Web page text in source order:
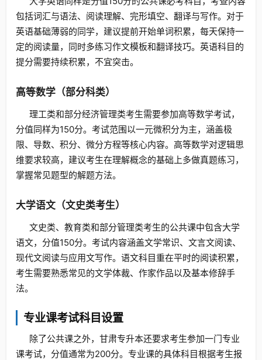
包括词汇与语法、阅读理解、完形填空、翻译与写作。对于
英语基础薄弱的同学，建议提前开始单词积累，每天保持一
定的阅读量，同时多练习作文模板和翻译技巧。英语科目的
提分需要持续积累，不宜突击。
高等数学（部分科类）
理工类和部分经济管理类考生需要参加高等数学考试，
分值同样为150分。考试范围以一元微积分为主，涵盖极
限、导数、积分、微分方程等核心内容。高等数学对逻辑思
维要求较高，建议考生在理解概念的基础上多做真题练习，
掌握常见题型的解题方法。
大学语文（文史类考生）
文史类、教育类和部分管理类考生的公共课中包含大学
语文，分值150分。考试内容涵盖文学常识、文言文阅读、
现代文阅读与应用文写作。语文科目重在平时的阅读积累，
考生需要熟悉常见的文学体裁、作家作品以及基本修辞手
法。
专业课考试科目设置
除了公共课之外，甘肃专升本还要求考生参加一门专业
课考试，分值通常为200分。专业课的具体科目根据考生报